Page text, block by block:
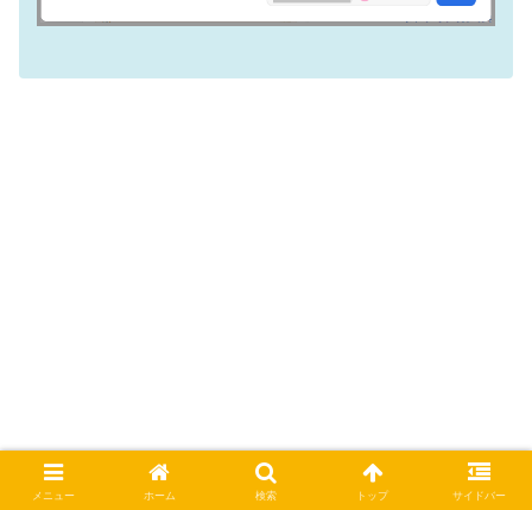
メニュー ホーム 検索 トップ サイドバー